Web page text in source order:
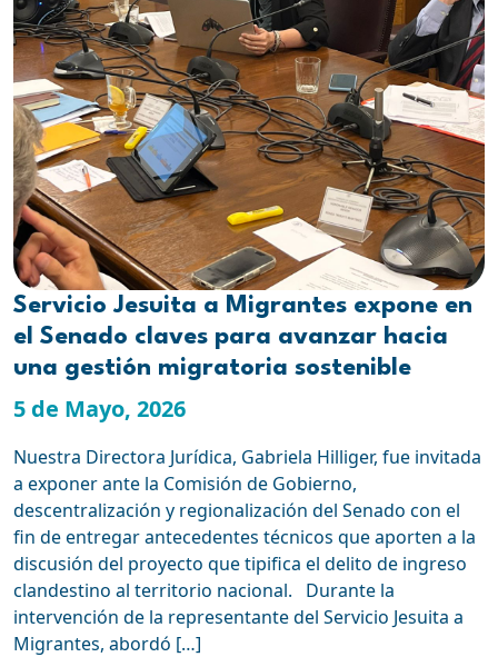
Servicio Jesuita a Migrantes expone en
el Senado claves para avanzar hacia
una gestión migratoria sostenible
5 de Mayo, 2026
Nuestra Directora Jurídica, Gabriela Hilliger, fue invitada
a exponer ante la Comisión de Gobierno,
descentralización y regionalización del Senado con el
fin de entregar antecedentes técnicos que aporten a la
discusión del proyecto que tipifica el delito de ingreso
clandestino al territorio nacional. Durante la
intervención de la representante del Servicio Jesuita a
Migrantes, abordó […]